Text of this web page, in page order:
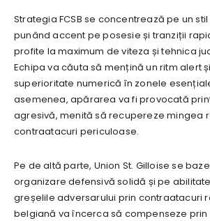
Strategia FCSB se concentrează pe un
punând accent pe posesie și tranziții
profite la maximum de viteza și tehnica
Echipa va căuta să mențină un ritm alert
superioritate numerică în zonele
asemenea, apărarea va fi provocată
agresivă, menită să recupereze mingea
contraatacuri periculoase.
Pe de altă parte, Union St. Gilloise se
organizare defensivă solidă și pe
greșelile adversarului prin contraatacuri
belgiană va încerca să compenseze